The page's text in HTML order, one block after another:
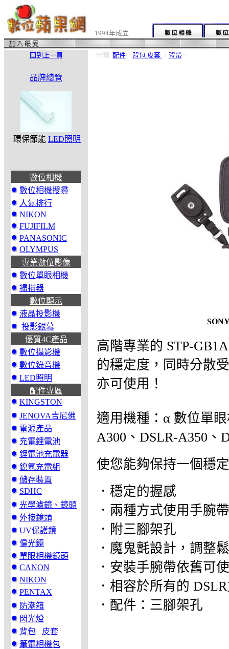
1994年成立
回到上一頁 分類 配件 背包.皮套. 背帶
品牌總覽
環保節能 LED照明
數位相機
數位相機搜尋
人氣排行
NIKON
FUJIFILM
PANASONIC
OLYMPUS
專業數位影像
數位單眼相機
掃描器
數位顯示
液晶投影機
投影銀幕
優質4C產品
數位攝影機
數位錄音機
LED照明
配件專區
KINGSTON
JENOVA吉尼佛
電源產品
充電鋰電池
鋰電池充電器
鎳氫充電組
儲存裝置
SDHC
光學濾鏡、鏡頭
外接鏡頭
UV保護鏡
偏光鏡
單眼相機鏡頭
CANON
NIKON
PENTAX
防潮箱
閃光燈
背包
皮套
筆電相機包
高階專業的 STP-
的穩定度，同時分散
亦可使用！
適用機種：α 數位單
A300、DSLR-A350、
使您能夠保持一個穩
．穩定的握感
．兩種方式使用手腕帶
．附三腳架孔
．魔鬼氈設計，調整
．安裝手腕帶依舊可
．相容於所有的
．配件：三腳架孔